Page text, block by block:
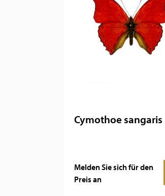
Cymothoe sangaris
Melden Sie sich für den
Preis an